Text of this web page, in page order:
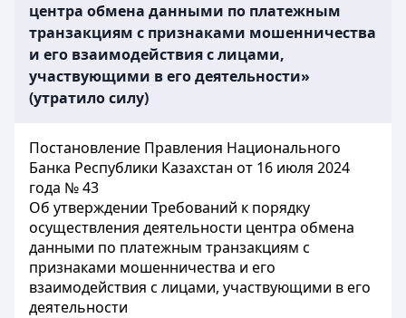
центра обмена данными по платежным
транзакциям с признаками мошенничества
и его взаимодействия с лицами,
участвующими в его деятельности»
(утратило силу)
Постановление Правления Национального
Банка Республики Казахстан от 16 июля 2024
года № 43
Об утверждении Требований к порядку
осуществления деятельности центра обмена
данными по платежным транзакциям с
признаками мошенничества и его
взаимодействия с лицами, участвующими в его
деятельности